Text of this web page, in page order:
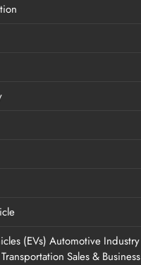
(EVs) Automotive Industry
Sales & Business